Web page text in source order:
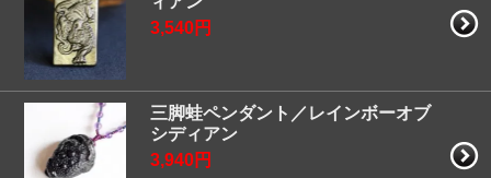
3,540円
三脚蛙ペンダント／レインボーオブ
シディアン
3,940円